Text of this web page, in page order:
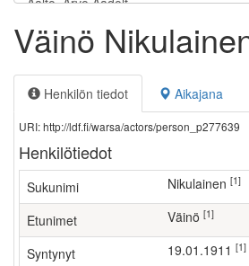
Väinö
Henkilön tiedot Aikajana
URI: http://ldf.fi/warsa/actors/person_p277639
Henkilötiedot
Sukunimi Nikulainen [1]
Etunimet Väinö [1]
Syntynyt 19.01.1911 [1]